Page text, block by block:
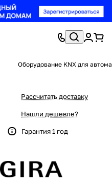
Оборудование KNX для
Рассчитать доставку
Нашли дешевле?
Гарантия 1 год